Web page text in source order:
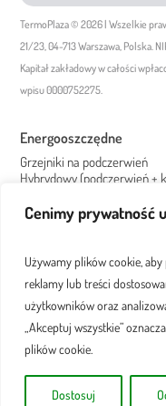
Cenimy prywatność
Używamy plików cookie,
reklamy lub treści
użytkowników oraz
„Akceptuj wszystkie”
plików cookie.
Dostosuj
TermoPlaza © 2026 | Wszelkie
21/23, 04-713 Warszawa, Polska.
Kapitał zakładowy w całości
wpisu 0000752275.
Energooszczędne
Grzejniki na podczerwień
Hybrydowy (podczerwień +
Grzejniki elektryczne
Pokojowe
Przenośne
Ścienne
Z termostatem
Z WiFi
Bez WiFi
Dekoracyjne
Białe
Czarne
Grzejniki pionowe